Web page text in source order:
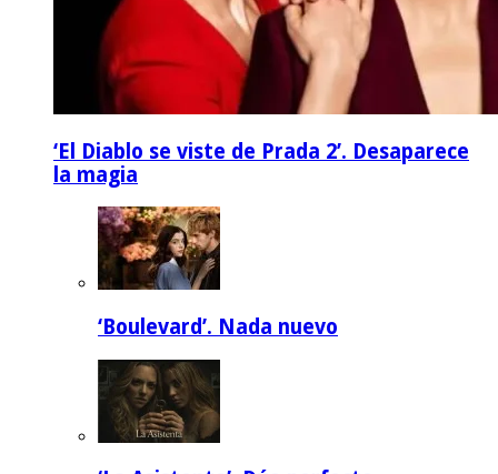
‘El Diablo se viste de Prada 2’. Desaparece
la magia
‘Boulevard’. Nada nuevo